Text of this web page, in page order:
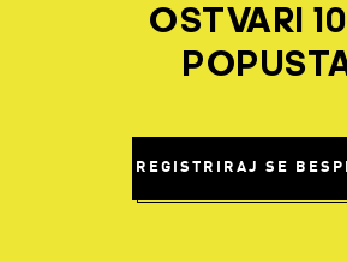
OSTVARI
REGISTRIRAJ SE